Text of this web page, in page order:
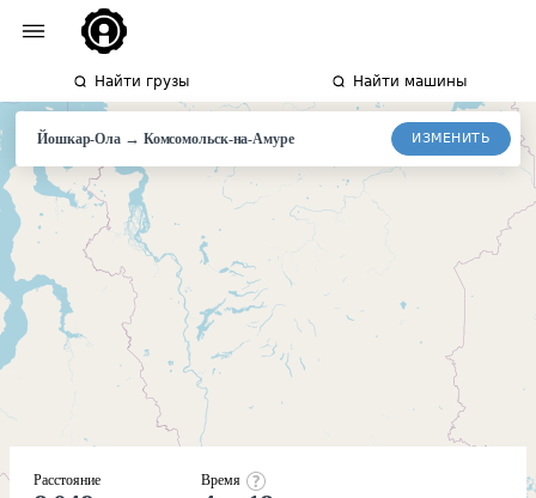
Найти грузы Найти машины
Йошкар-Ола → Комсомольск-на-Амуре ИЗМЕНИТЬ
Расстояние Время